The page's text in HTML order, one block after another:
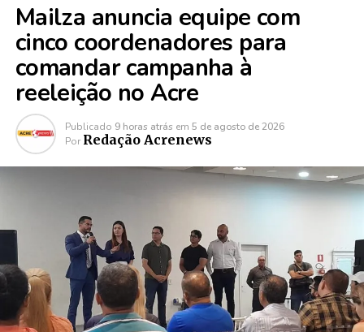
Mailza anuncia equipe com
cinco coordenadores para
comandar campanha à
reeleição no Acre
Publicado 9 horas atrás em 5 de agosto de 2026
Por Redação Acrenews